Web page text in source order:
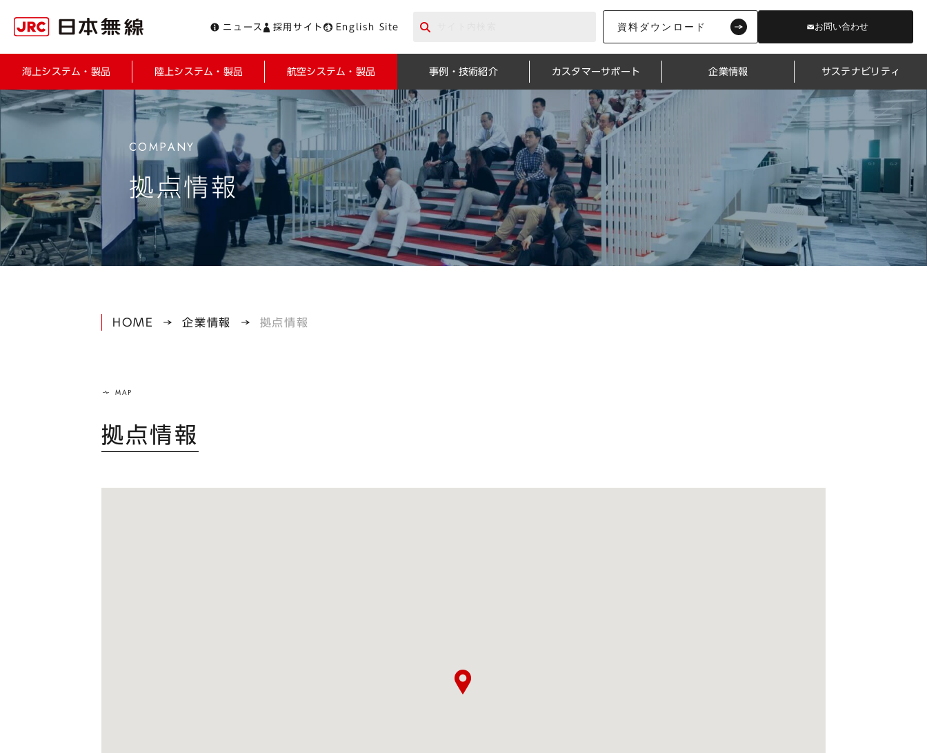
ニュース 採用サイト English Site 資料ダウンロード お問い合わせ
海上システム・製品 陸上システム・製品 航空システム・製品 事例・技術紹介 カスタマーサポート 企業情報 サステナビリティ
拠点情報
HOME 企業情報 拠点情報
拠点情報